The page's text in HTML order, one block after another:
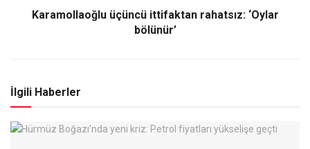
Karamollaoğlu üçüncü ittifaktan rahatsız: ‘Oylar
bölünür’
İlgili Haberler